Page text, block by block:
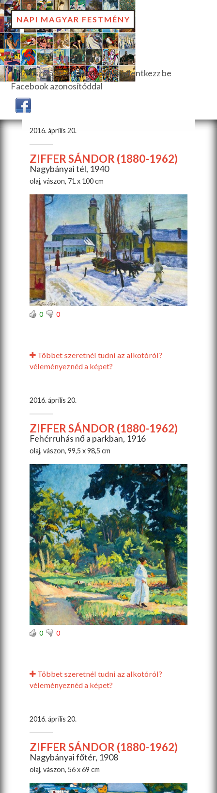
NAPI MAGYAR FESTMÉNY
Hozzászóláshoz, szavazáshoz jelentkezz be
Facebook azonosítóddal
2016. április 20.
ZIFFER SÁNDOR (1880-1962)
Nagybányai tél, 1940
olaj, vászon, 71 x 100 cm
0 0
Többet szeretnél tudni az alkotóról?
véleményeznéd a képet?
2016. április 20.
ZIFFER SÁNDOR (1880-1962)
Fehérruhás nő a parkban, 1916
olaj, vászon, 99,5 x 98,5 cm
0 0
Többet szeretnél tudni az alkotóról?
véleményeznéd a képet?
2016. április 20.
ZIFFER SÁNDOR (1880-1962)
Nagybányai főtér, 1908
olaj, vászon, 56 x 69 cm